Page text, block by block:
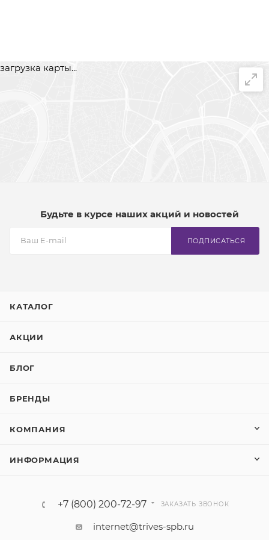
загрузка карты...
Будьте в курсе наших акций и новостей
ПОДПИСАТЬСЯ
КАТАЛОГ
АКЦИИ
БЛОГ
БРЕНДЫ
КОМПАНИЯ
ИНФОРМАЦИЯ
+7 (800) 200-72-97 ЗАКАЗАТЬ ЗВОНОК
internet@trives-spb.ru